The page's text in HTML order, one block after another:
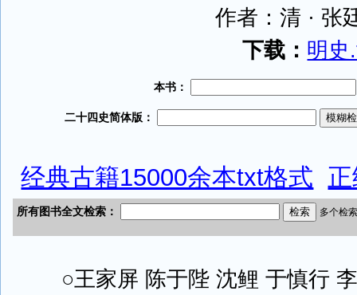
作者：清 · 张
下载： 明史
本书：
经典古籍15000余本txt格式
○王家屏 陈于陛 沈鲤 于慎行 李